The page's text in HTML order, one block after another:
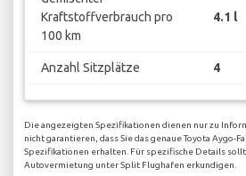
Kraftstoffverbrauch pro
100 km
4.1 l
Anzahl Sitzplätze 4
Die angezeigten Spezifikationen dienen nur zu
nicht garantieren, dass Sie das genaue Toyota Aygo-
Spezifikationen erhalten. Für spezifische Details
Autovermietung unter Split Flughafen erkundigen.